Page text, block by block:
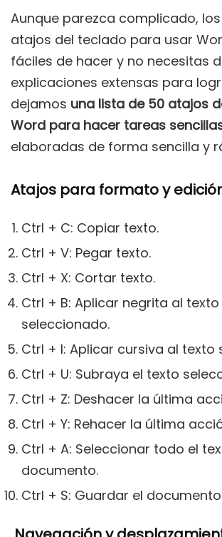
Aunque parezca complicado,
atajos del teclado para usar
fáciles de hacer y no necesitas
explicaciones extensas para
dejamos una lista de 50 atajos
Word para hacer tareas
elaboradas de forma sencilla y
Atajos para formato y
Ctrl + C: Copiar texto.
Ctrl + V: Pegar texto.
Ctrl + X: Cortar texto.
Ctrl + B: Aplicar negrita al texto
seleccionado.
Ctrl + I: Aplicar cursiva al texto
Ctrl + U: Subraya el texto
Ctrl + Z: Deshacer la última
Ctrl + Y: Rehacer la última
Ctrl + A: Seleccionar todo el
documento.
Ctrl + S: Guardar el